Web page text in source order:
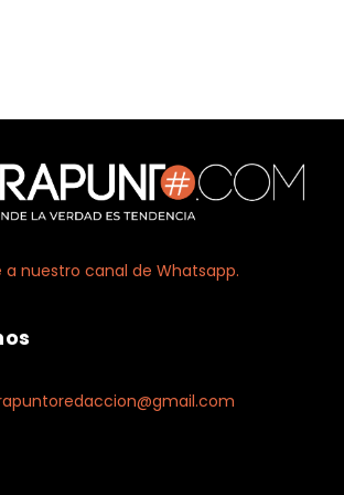
a nuestro canal de Whatsapp.